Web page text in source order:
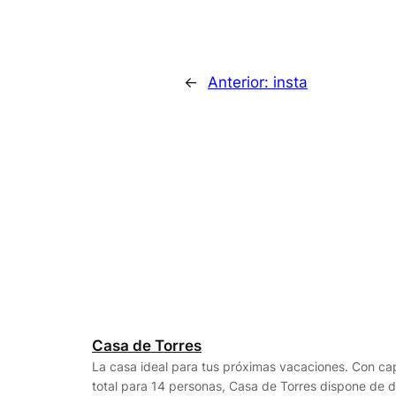
← Anterior: insta
Casa de Torres
La casa ideal para tus próximas vacaciones. Con
total para 14 personas, Casa de Torres dispone de